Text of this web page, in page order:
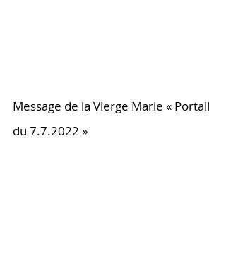
Message de la Vierge Marie « Portail
du 7.7.2022 »